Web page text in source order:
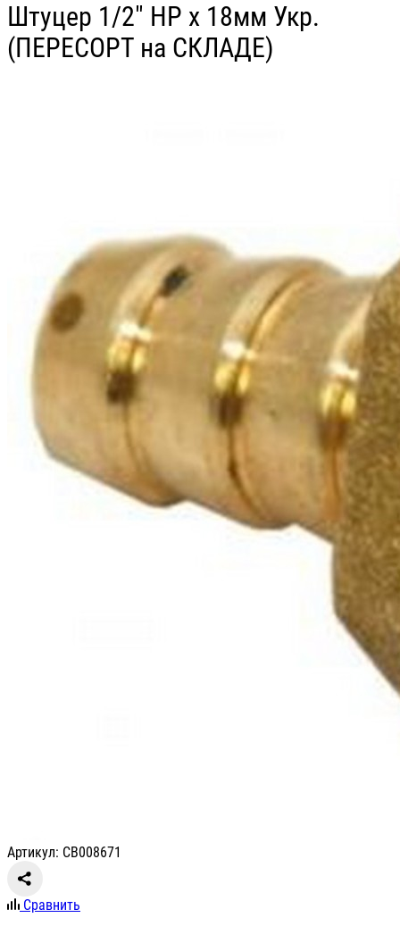
Штуцер 1/2" НР х 18мм Укр.
(ПЕРЕСОРТ на СКЛАДЕ)
Артикул: СВ008671
Сравнить